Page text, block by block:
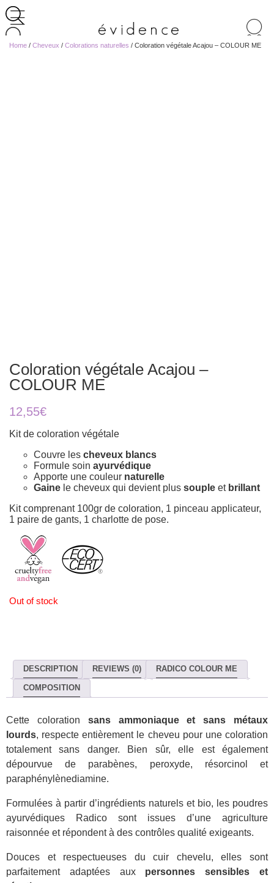
de
Home / Cheveux / Colorations naturelles / Coloration végétale Acajou – COLOUR ME
Coloration végétale Acajou –
COLOUR ME
12,55€
Kit de coloration végétale
Couvre les cheveux blancs
Formule soin ayurvédique
Apporte une couleur naturelle
Gaine le cheveux qui devient plus souple et brillant
Kit comprenant 100gr de coloration, 1 pinceau applicateur,
1 paire de gants, 1 charlotte de pose.
Out of stock
DESCRIPTION REVIEWS (0) RADICO COLOUR ME
COMPOSITION
Cette coloration sans ammoniaque et sans métaux
lourds, respecte entièrement le cheveu pour une coloration
totalement sans danger. Bien sûr, elle est également
dépourvue de parabènes, peroxyde, résorcinol et
paraphénylènediamine.
Formulées à partir d’ingrédients naturels et bio, les poudres
ayurvédiques Radico sont issues d’une agriculture
raisonnée et répondent à des contrôles qualité exigeants.
Douces et respectueuses du cuir chevelu, elles sont
parfaitement adaptées aux personnes sensibles et